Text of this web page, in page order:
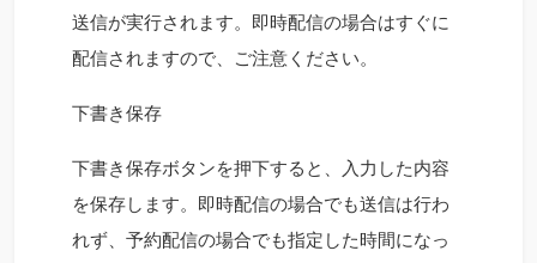
送信が実行されます。即時配信の場合はすぐに
配信されますので、ご注意ください。
下書き保存
下書き保存ボタンを押下すると、入力した内容
を保存します。即時配信の場合でも送信は行わ
れず、予約配信の場合でも指定した時間になっ